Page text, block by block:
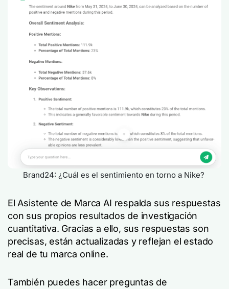
Brand24: ¿Cuál es el sentimiento en torno a Nike?
El Asistente de Marca AI respalda sus respuestas
con sus propios resultados de investigación
cuantitativa. Gracias a ello, sus respuestas son
precisas, están actualizadas y reflejan el estado
real de tu marca online.
También puedes hacer preguntas de